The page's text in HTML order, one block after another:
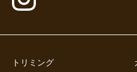
トリミング